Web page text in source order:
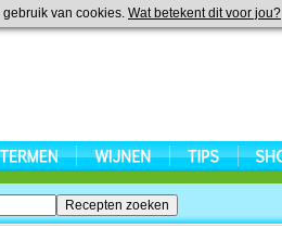
van cookies. Wat betekent dit voor jou?